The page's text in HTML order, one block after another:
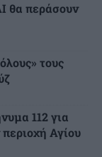
θα περάσουν
τους
112 για
Αγίου